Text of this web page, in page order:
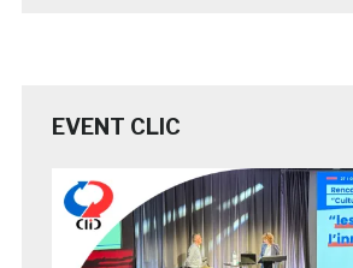
EVENT CLIC